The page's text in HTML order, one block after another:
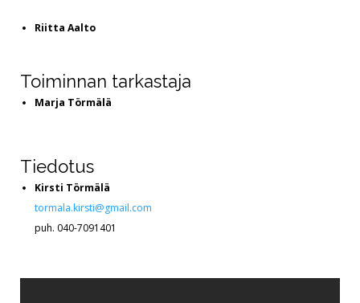
Riitta Aalto
Toiminnan tarkastaja
Marja Törmälä
Tiedotus
Kirsti Törmälä
tormala.kirsti@gmail.com
puh. 040-7091401